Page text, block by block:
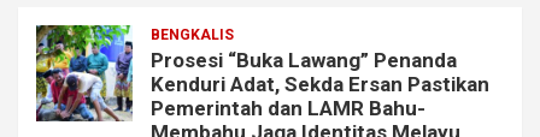
BENGKALIS
Prosesi “Buka Lawang” Penanda
Kenduri Adat, Sekda Ersan Pastikan
Pemerintah dan LAMR Bahu-